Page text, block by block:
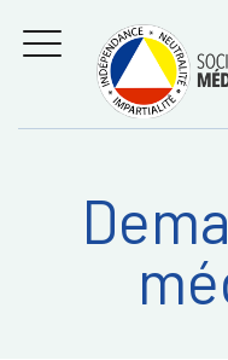
Régler les
entre
la médiation
MENU
Recherche